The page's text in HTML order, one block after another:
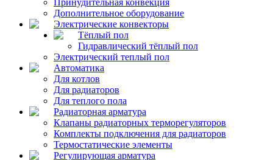
Дополнительное оборудование
Электрические конвекторы
Тёплый пол
Гидравлический тёплый пол
Электрический теплый пол
Автоматика
Для котлов
Для радиаторов
Для теплого пола
Радиаторная арматура
Клапаны радиаторных терморегуляторов
Комплекты подключения для радиаторов
Термостатические элементы
Регулирующая арматура